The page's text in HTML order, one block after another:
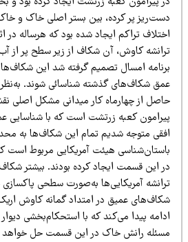
پر کرده، بین بستر اصلی خاک و خاک
تراکم ایجاد شده بود که هرساله در اثر
کاوش، آن شکاف از زیر سطح پر از آب
امسال تصمیم گرفته شد این شکاف‌ها
شکاف‌های گذشته شناسائی شوند. به‌نظر
از چهارماه کار میدانی مشکل اصلی
کعبه زرتشت است که با شناسایی عمق
متوجه شدیم تمام این شکاف‌ها به
هیئت آمریکایی مربوط است که
این قسمت ایجاد کرده بودند. بیشتر شکاف‌ها
آمریکایی‌ها به‌صورت سطحی پاکسازی
عمیق در امتداد گمانه کاوش اریک
پیدا می‌کند که با استحکام‌بخشی دیوار
رانش خاک در این قسمت حل خواهد شد»